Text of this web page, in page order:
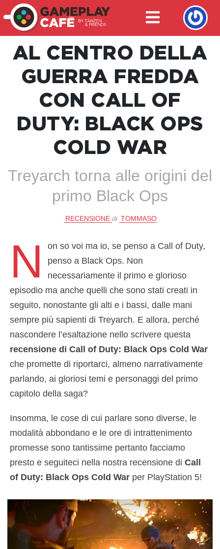
AL CENTRO DELLA
GUERRA FREDDA
CON CALL OF
DUTY: BLACK OPS
COLD WAR
Treyarch torna alle origini del
primo Black Ops
RECENSIONE di TOMMASO
N
on so voi ma io, se penso a Call of Duty,
penso a Black Ops. Non
necessariamente il primo e glorioso
episodio ma anche quelli che sono stati creati in
seguito, nonostante gli alti e i bassi, dalle mani
sempre più sapienti di Treyarch. E allora, perché
nascondere l’esaltazione nello scrivere questa
recensione di Call of Duty: Black Ops Cold War
che promette di riportarci, almeno narrativamente
parlando, ai gloriosi temi e personaggi del primo
capitolo della saga?
Insomma, le cose di cui parlare sono diverse, le
modalità abbondano e le ore di intrattenimento
promesse sono tantissime pertanto facciamo
presto e seguiteci nella nostra recensione di Call
of Duty: Black Ops Cold War per PlayStation 5!